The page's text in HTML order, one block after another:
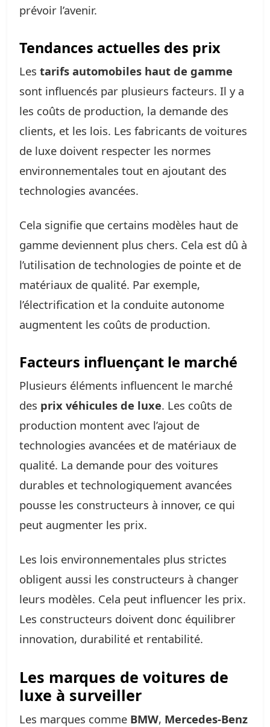
prévoir l’avenir.
Tendances actuelles des prix
Les tarifs automobiles haut de gamme
sont influencés par plusieurs facteurs. Il y a
les coûts de production, la demande des
clients, et les lois. Les fabricants de voitures
de luxe doivent respecter les normes
environnementales tout en ajoutant des
technologies avancées.
Cela signifie que certains modèles haut de
gamme deviennent plus chers. Cela est dû à
l’utilisation de technologies de pointe et de
matériaux de qualité. Par exemple,
l’électrification et la conduite autonome
augmentent les coûts de production.
Facteurs influençant le marché
Plusieurs éléments influencent le marché
des prix véhicules de luxe. Les coûts de
production montent avec l’ajout de
technologies avancées et de matériaux de
qualité. La demande pour des voitures
durables et technologiquement avancées
pousse les constructeurs à innover, ce qui
peut augmenter les prix.
Les lois environnementales plus strictes
obligent aussi les constructeurs à changer
leurs modèles. Cela peut influencer les prix.
Les constructeurs doivent donc équilibrer
innovation, durabilité et rentabilité.
Les marques de voitures de
luxe à surveiller
Les marques comme BMW, Mercedes-Benz